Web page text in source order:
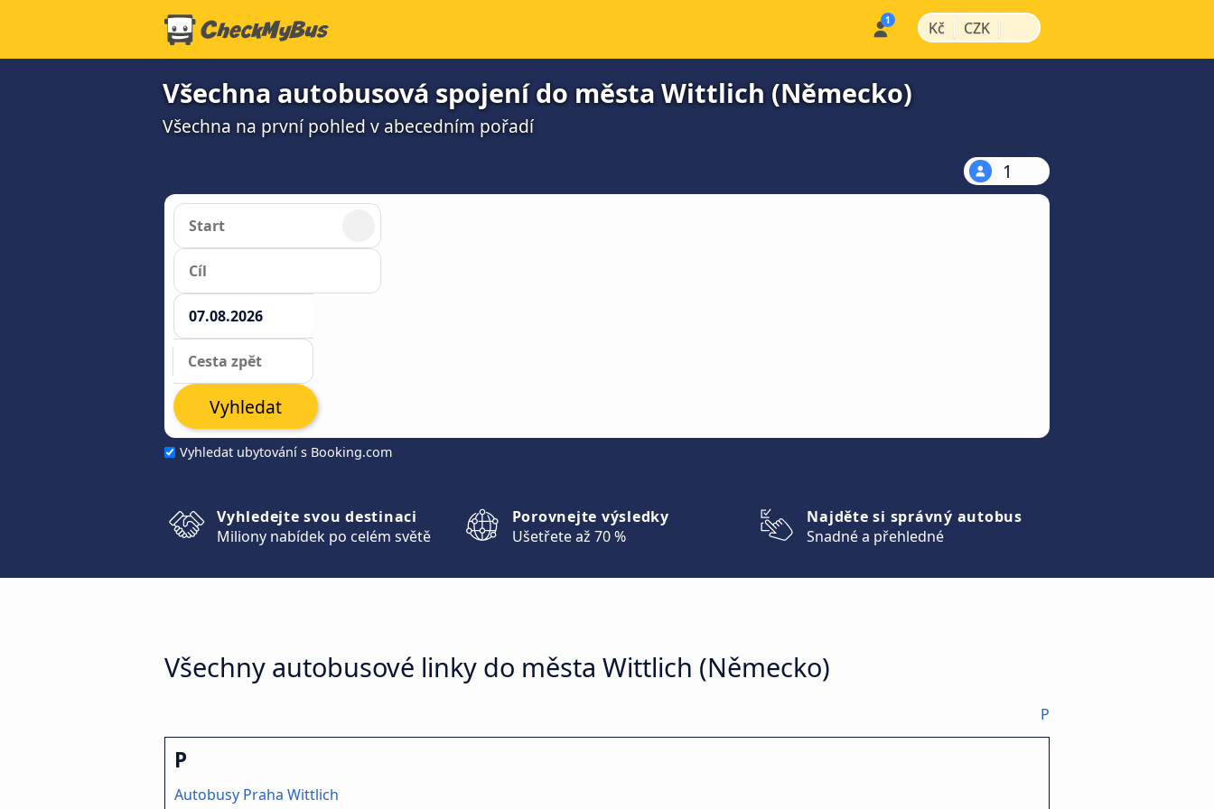
Kč | CZK |
Všechna autobusová spojení do města Wittlich (Německo)
Všechna na první pohled v abecedním pořadí
1
Vyhledat ubytování s Booking.com
Vyhledat
Vyhledejte svou destinaci
Miliony nabídek po celém světě
Porovnejte výsledky
Ušetřete až 70 %
Najděte si správný autobus
Snadné a přehledné
Všechny autobusové linky do města Wittlich (Německo)
P
P
Autobusy Praha Wittlich